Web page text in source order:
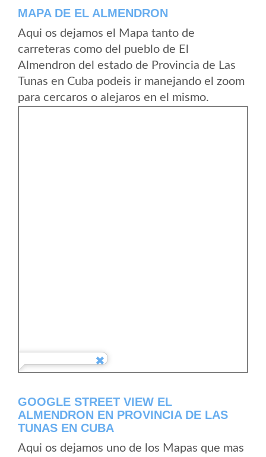
MAPA DE EL ALMENDRON
Aqui os dejamos el Mapa tanto de
carreteras como del pueblo de El
Almendron del estado de Provincia de Las
Tunas en Cuba podeis ir manejando el zoom
para cercaros o alejaros en el mismo.
GOOGLE STREET VIEW EL
ALMENDRON EN PROVINCIA DE LAS
TUNAS EN CUBA
Aqui os dejamos uno de los Mapas que mas